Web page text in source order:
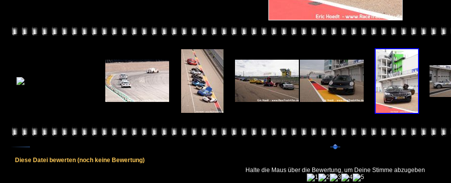
Diese Datei bewerten (noch keine Bewertung)
Halte die Maus über die Bewertung, um Deine Stimme abzugeben